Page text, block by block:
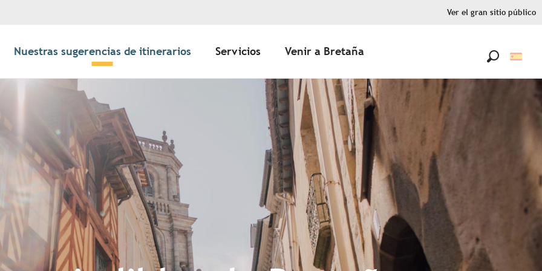
Ver el gran sitio público
Nuestras sugerencias de itinerarios Servicios Venir a Bretaña